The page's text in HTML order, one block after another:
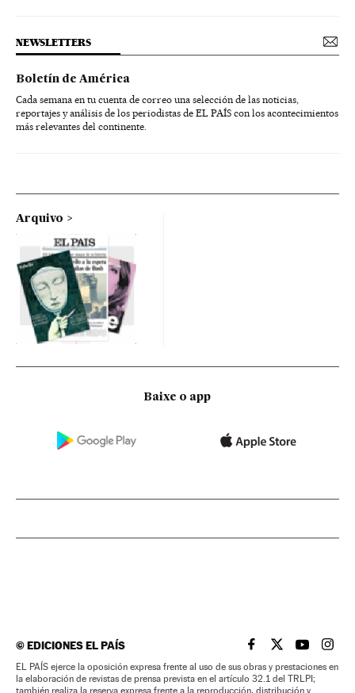
NEWSLETTERS
Boletín de América
Cada semana en tu cuenta de correo una selección de las noticias,
reportajes y análisis de los periodistas de EL PAÍS con los acontecimientos
más relevantes del continente.
Arquivo
Baixe o app
©EDICIONES EL PAÍS EL PAÍS BRASIL EN
EL PAÍSEL PAÍS
EL
EL PAÍS ejerce la oposición expresa frente al uso de sus obras y prestaciones en
la elaboración de revistas de prensa prevista en el artículo 32.1 del TRLPI;
también realiza la reserva expresa frente a la reproducción, distribución y